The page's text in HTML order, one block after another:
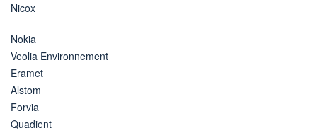
Nicox
Nokia
Veolia Environnement
Eramet
Alstom
Forvia
Quadient